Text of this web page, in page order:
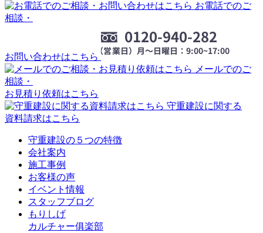
お電話でのご
相談・
お問い合わせはこちら
メールでのご
相談・
お見積り依頼はこちら
守重建設に関する
資料請求はこちら
守重建設の５つの特徴
会社案内
施工事例
お客様の声
イベント情報
スタッフブログ
もりしげ
カルチャー俱楽部